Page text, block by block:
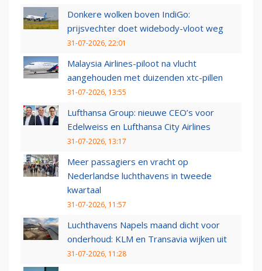
Donkere wolken boven IndiGo:
prijsvechter doet widebody-vloot weg
31-07-2026, 22:01
Malaysia Airlines-piloot na vlucht
aangehouden met duizenden xtc-pillen
31-07-2026, 13:55
Lufthansa Group: nieuwe CEO’s voor
Edelweiss en Lufthansa City Airlines
31-07-2026, 13:17
Meer passagiers en vracht op
Nederlandse luchthavens in tweede
kwartaal
31-07-2026, 11:57
Luchthavens Napels maand dicht voor
onderhoud: KLM en Transavia wijken uit
31-07-2026, 11:28